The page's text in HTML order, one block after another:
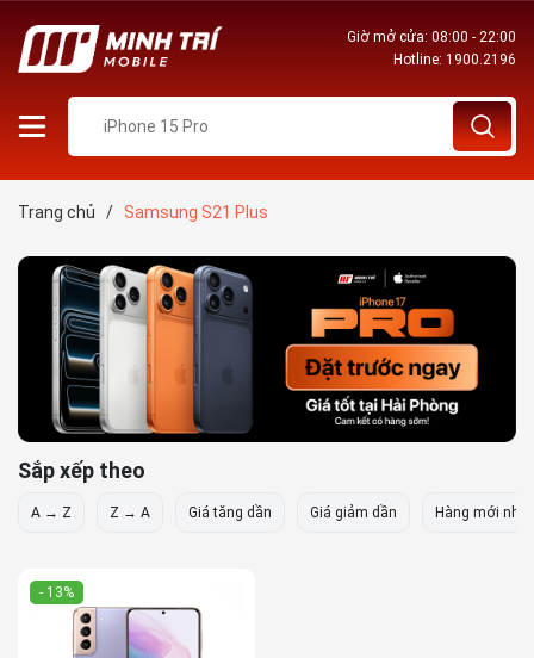
Giờ mở cửa: 08:00 - 22:00
Hotline: 1900.2196
Trang chủ / Samsung S21 Plus
Sắp xếp theo
A → Z Z → A Giá tăng dần Giá giảm dần Hàng mới nhất
- 13%